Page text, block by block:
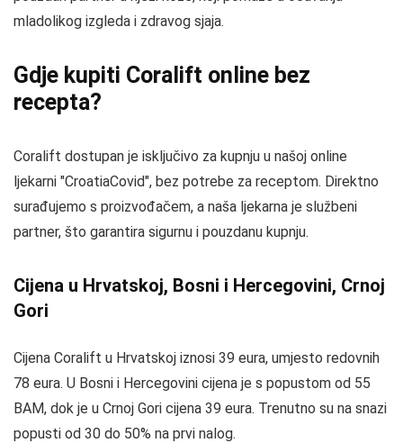
mladolikog izgleda i zdravog sjaja.
Gdje kupiti Coralift online bez
recepta?
Coralift dostupan je isključivo za kupnju u našoj online
ljekarni "CroatiaCovid", bez potrebe za receptom. Direktno
surađujemo s proizvođačem, a naša ljekarna je službeni
partner, što garantira sigurnu i pouzdanu kupnju.
Cijena u Hrvatskoj, Bosni i Hercegovini, Crnoj
Gori
Cijena Coralift u Hrvatskoj iznosi 39 eura, umjesto redovnih
78 eura. U Bosni i Hercegovini cijena je s popustom od 55
BAM, dok je u Crnoj Gori cijena 39 eura. Trenutno su na snazi
popusti od 30 do 50% na prvi nalog.